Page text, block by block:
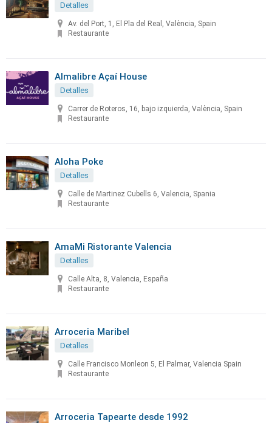
Detalles
Av. del Port, 1, El Pla del Real, València, Spain
Restaurante
Almalibre Açaí House
Detalles
Carrer de Roteros, 16, bajo izquierda, València, Spain
Restaurante
Aloha Poke
Detalles
Calle de Martinez Cubells 6, Valencia, Spania
Restaurante
AmaMi Ristorante Valencia
Detalles
Calle Alta, 8, Valencia, España
Restaurante
Arroceria Maribel
Detalles
Calle Francisco Monleon 5, El Palmar, Valencia Spain
Restaurante
Arroceria Tapearte desde 1992